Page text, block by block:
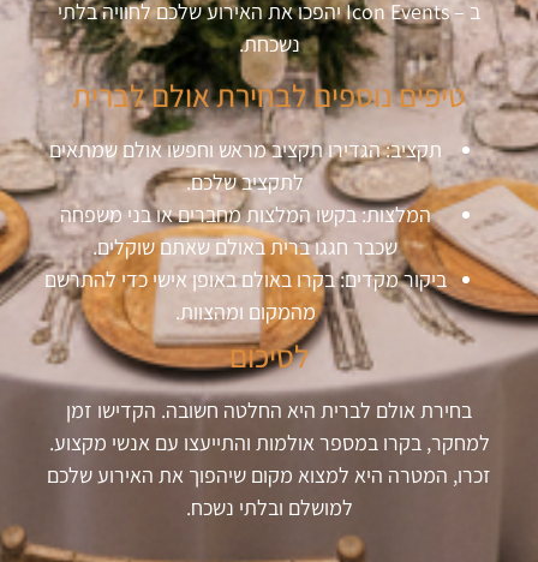
ב – Icon Events יהפכו את האירוע שלכם לחוויה בלתי
נשכחת.
טיפים נוספים לבחירת אולם לברית
תקציב: הגדירו תקציב מראש וחפשו אולם שמתאים
לתקציב שלכם.
המלצות: בקשו המלצות מחברים או בני משפחה
שכבר חגגו ברית באולם שאתם שוקלים.
ביקור מקדים: בקרו באולם באופן אישי כדי להתרשם
מהמקום ומהצוות.
לסיכום
בחירת אולם לברית היא החלטה חשובה. הקדישו זמן
למחקר, בקרו במספר אולמות והתייעצו עם אנשי מקצוע.
זכרו, המטרה היא למצוא מקום שיהפוך את האירוע שלכם
למושלם ובלתי נשכח.